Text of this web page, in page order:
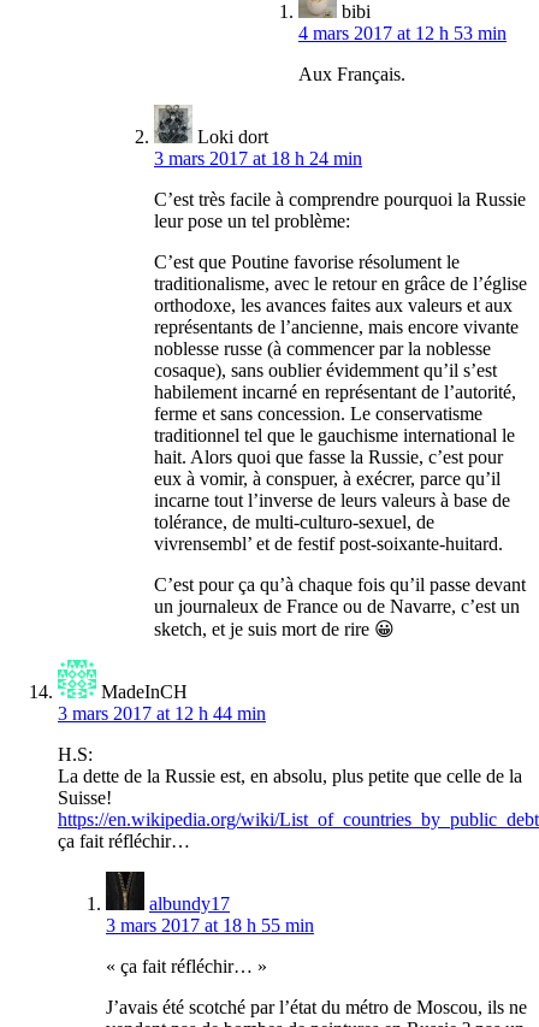
bibi
4 mars 2017 at 12 h 53 min
Aux Français.
Loki dort
3 mars 2017 at 18 h 24 min
C’est très facile à comprendre pourquoi la Russie
leur pose un tel problème:
C’est que Poutine favorise résolument le
traditionalisme, avec le retour en grâce de l’église
orthodoxe, les avances faites aux valeurs et aux
représentants de l’ancienne, mais encore vivante
noblesse russe (à commencer par la noblesse
cosaque), sans oublier évidemment qu’il s’est
habilement incarné en représentant de l’autorité,
ferme et sans concession. Le conservatisme
traditionnel tel que le gauchisme international le
hait. Alors quoi que fasse la Russie, c’est pour
eux à vomir, à conspuer, à exécrer, parce qu’il
incarne tout l’inverse de leurs valeurs à base de
tolérance, de multi-culturo-sexuel, de
vivrensembl’ et de festif post-soixante-huitard.
C’est pour ça qu’à chaque fois qu’il passe devant
un journaleux de France ou de Navarre, c’est un
sketch, et je suis mort de rire 😀
MadeInCH
3 mars 2017 at 12 h 44 min
H.S:
La dette de la Russie est, en absolu, plus petite que celle de la
Suisse!
https://en.wikipedia.org/wiki/List_of_countries_by_public_debt
ça fait réfléchir…
albundy17
3 mars 2017 at 18 h 55 min
« ça fait réfléchir… »
J’avais été scotché par l’état du métro de Moscou, ils ne